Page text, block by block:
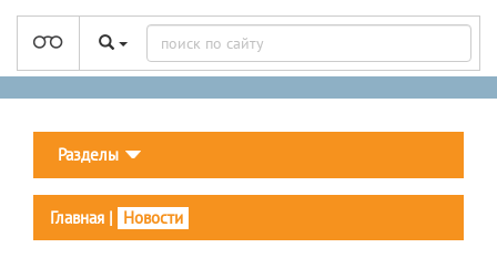
Разделы
Главная | Новости